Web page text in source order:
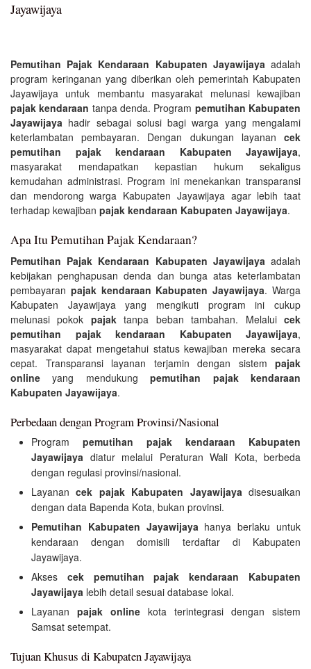
Jayawijaya
Pemutihan Pajak Kendaraan Kabupaten Jayawijaya adalah
program keringanan yang diberikan oleh pemerintah Kabupaten
Jayawijaya untuk membantu masyarakat melunasi kewajiban
pajak kendaraan tanpa denda. Program pemutihan Kabupaten
Jayawijaya hadir sebagai solusi bagi warga yang mengalami
keterlambatan pembayaran. Dengan dukungan layanan cek
pemutihan pajak kendaraan Kabupaten Jayawijaya,
masyarakat mendapatkan kepastian hukum sekaligus
kemudahan administrasi. Program ini menekankan transparansi
dan mendorong warga Kabupaten Jayawijaya agar lebih taat
terhadap kewajiban pajak kendaraan Kabupaten Jayawijaya.
Apa Itu Pemutihan Pajak Kendaraan?
Pemutihan Pajak Kendaraan Kabupaten Jayawijaya adalah
kebijakan penghapusan denda dan bunga atas keterlambatan
pembayaran pajak kendaraan Kabupaten Jayawijaya. Warga
Kabupaten Jayawijaya yang mengikuti program ini cukup
melunasi pokok pajaktanpa beban tambahan. Melaluicek
pemutihan pajak kendaraan Kabupaten Jayawijaya,
masyarakat dapat mengetahui status kewajiban mereka secara
cepat. Transparansi layanan terjamin dengan sistem pajak
online yang mendukungpemutihan pajak kendaraan
Kabupaten Jayawijaya.
Perbedaan dengan Program Provinsi/Nasional
Program pemutihan pajak kendaraan Kabupaten
Jayawijaya diatur melalui Peraturan Wali Kota, berbeda
dengan regulasi provinsi/nasional.
Layanancek pajak Kabupaten Jayawijayadisesuaikan
dengan data Bapenda Kota, bukan provinsi.
Pemutihan Kabupaten Jayawijayahanya berlaku untuk
kendaraan dengan domisili terdaftar di Kabupaten
Jayawijaya.
Akses cek pemutihan pajak kendaraan Kabupaten
Jayawijaya lebih detail sesuai database lokal.
Layanan pajak online kota terintegrasi dengan sistem
Samsat setempat.
Tujuan Khusus di Kabupaten Jayawijaya